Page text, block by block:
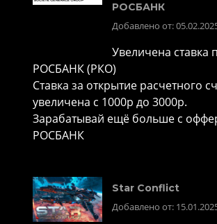
РОСБАНК
Добавлено от:
Увеличена ставка
РОСБАНК (РКО)
Ставка за открытие расчетного
увеличена с 1000р до 3000р.
Зарабатывай ещё больше с
РОСБАНК
Star Conflict
Добавлено от: